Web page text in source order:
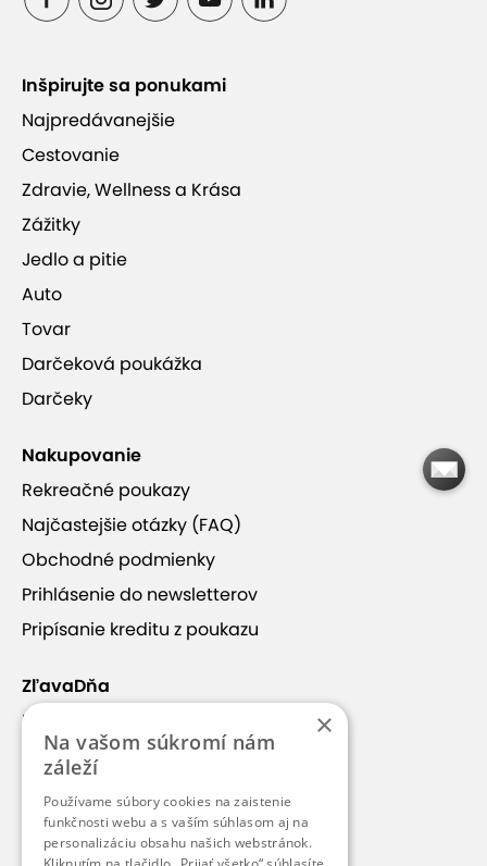
Inšpirujte sa ponukami
Najpredávanejšie
Cestovanie
Zdravie, Wellness a Krása
Zážitky
Jedlo a pitie
Auto
Tovar
Darčeková poukážka
Darčeky
Nakupovanie
Rekreačné poukazy
Najčastejšie otázky (FAQ)
Obchodné podmienky
Prihlásenie do newsletterov
Pripísanie kreditu z poukazu
ZľavaDňa
Náš príbeh
Kontakt
Kariéra
Blog
Pre médiá
×
Na vašom súkromí nám
záleží
Používame súbory cookies na zaistenie
funkčnosti webu a s vaším súhlasom aj na
personalizáciu obsahu našich webstránok.